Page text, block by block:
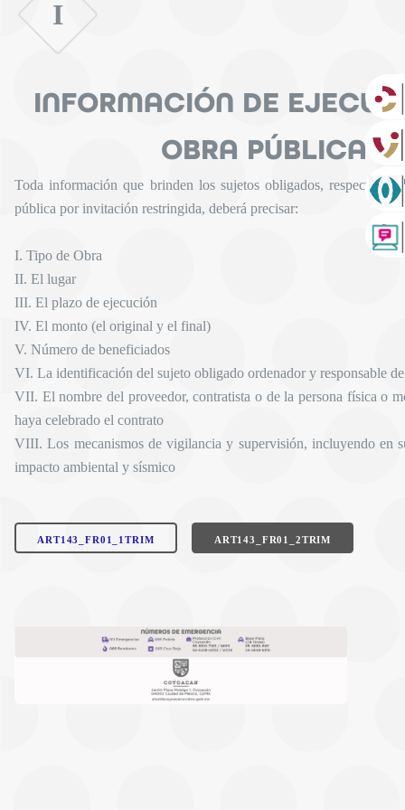
I
INFORMACIÓN DE
OBRA PÚBLICA
Toda información que brinden los sujetos obligados, respecto a
pública por invitación restringida, deberá precisar:
I. Tipo de Obra
II. El lugar
III. El plazo de ejecución
IV. El monto (el original y el final)
V. Número de beneficiados
VI. La identificación del sujeto obligado ordenador y responsable
VII. El nombre del proveedor, contratista o de la persona física o
haya celebrado el contrato
VIII. Los mecanismos de vigilancia y supervisión, incluyendo en
impacto ambiental y sísmico
ART143_FR01_1TRIM ART143_FR01_2TRIM